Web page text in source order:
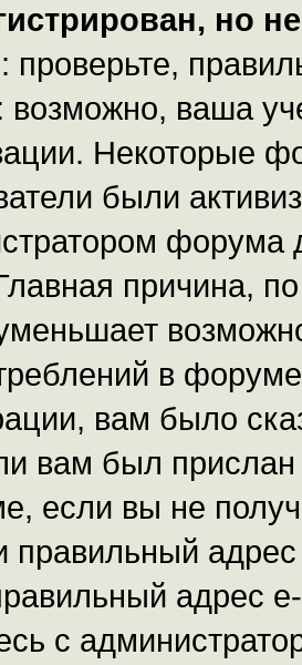
но
проверьте,
возможно, ваша
Некоторые
были
форума
причина,
в
вам было
вам был
если вы не
правильный
адрес
с